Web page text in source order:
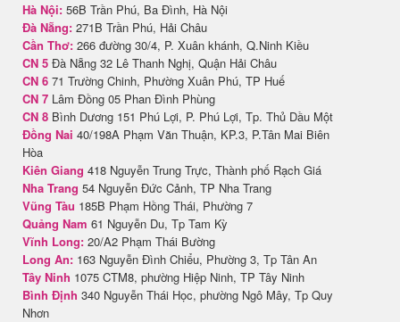
Hà Nội: 56B Trần Phú, Ba Đình, Hà Nội
Đà Nẵng: 271B Trần Phú, Hải Châu
Cần Thơ: 266 đường 30/4, P. Xuân khánh, Q.Ninh Kiều
CN 5 Đà Nẵng 32 Lê Thanh Nghị, Quận Hải Châu
CN 6 71 Trường Chinh, Phường Xuân Phú, TP Huế
CN 7 Lâm Đồng 05 Phan Đình Phùng
CN 8 Bình Dương 151 Phú Lợi, P. Phú Lợi, Tp. Thủ Dầu Một
Đồng Nai 40/198A Phạm Văn Thuận, KP.3, P.Tân Mai Biên
Hòa
Kiên Giang 418 Nguyễn Trung Trực, Thành phố Rạch Giá
Nha Trang 54 Nguyễn Đức Cảnh, TP Nha Trang
Vũng Tàu 185B Phạm Hồng Thái, Phường 7
Quảng Nam 61 Nguyễn Du, Tp Tam Kỳ
Vĩnh Long: 20/A2 Phạm Thái Bường
Long An: 163 Nguyễn Đình Chiểu, Phường 3, Tp Tân An
Tây Ninh 1075 CTM8, phường Hiệp Ninh, TP Tây Ninh
Bình Định 340 Nguyễn Thái Học, phường Ngô Mây, Tp Quy
Nhơn